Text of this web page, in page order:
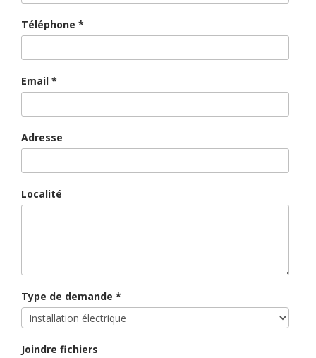
Téléphone *
Email *
Adresse
Localité
Type de demande *
Joindre fichiers